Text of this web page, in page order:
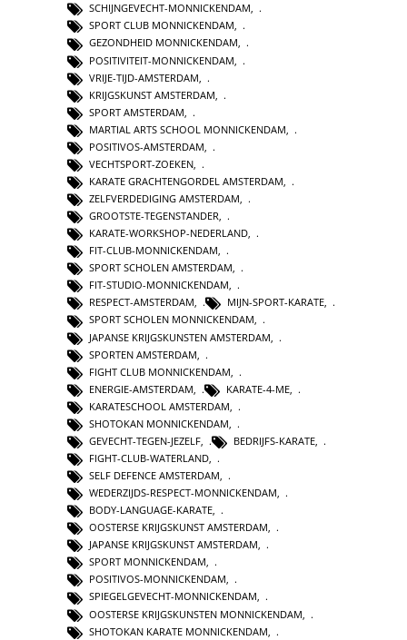
SCHIJNGEVECHT-MONNICKENDAM,
SPORT CLUB MONNICKENDAM,
GEZONDHEID MONNICKENDAM,
POSITIVITEIT-MONNICKENDAM
VRIJE-TIJD-AMSTERDAM
KRIJGSKUNST AMSTERDAM
SPORT AMSTERDAM
MARTIAL ARTS SCHOOL MONNICKENDAM
POSITIVOS-AMSTERDAM
VECHTSPORT-ZOEKEN
KARATE GRACHTENGORDEL AMSTERDAM
ZELFVERDEDIGING AMSTERDAM,
GROOTSTE-TEGENSTANDER,
KARATE-WORKSHOP-NEDERLAND,
FIT-CLUB-MONNICKENDAM,
SPORT SCHOLEN AMSTERDAM,
FIT-STUDIO-MONNICKENDAM,
RESPECT-AMSTERDAM, MIJN-SPORT-KARATE,
SPORT SCHOLEN MONNICKENDAM,
JAPANSE KRIJGSKUNSTEN AMSTERDAM
SPORTEN AMSTERDAM
FIGHT CLUB MONNICKENDAM
ENERGIE-AMSTERDAM
KARATE-4-ME
KARATESCHOOL AMSTERDAM
SHOTOKAN MONNICKENDAM
GEVECHT-TEGEN-JEZELF
BEDRIJFS-KARATE
FIGHT-CLUB-WATERLAND
SELF DEFENCE AMSTERDAM,
WEDERZIJDS-RESPECT-MONNICKENDAM,
BODY-LANGUAGE-KARATE,
OOSTERSE KRIJGSKUNST AMSTERDAM,
JAPANSE KRIJGSKUNST AMSTERDAM,
SPORT MONNICKENDAM,
POSITIVOS-MONNICKENDAM,
SPIEGELGEVECHT-MONNICKENDAM,
OOSTERSE KRIJGSKUNSTEN MONNICKENDAM
SHOTOKAN KARATE MONNICKENDAM